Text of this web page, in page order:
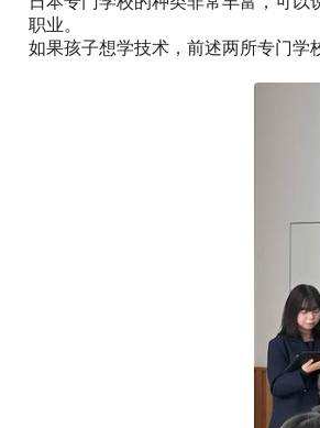
职业。
如果孩子想学技术，前述两所专门学